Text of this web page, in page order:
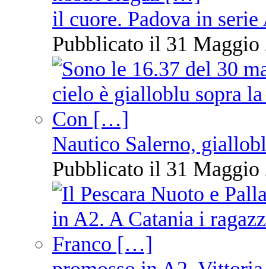
il cuore. Padova in serie
Pubblicato il 31 Maggio
Nautico Salerno,
Pubblicato il 31 Maggio